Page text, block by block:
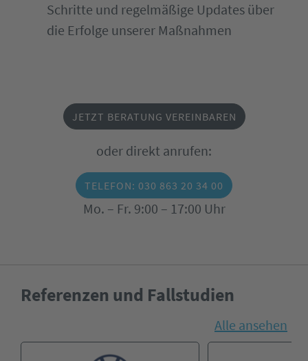
Schritte und regelmäßige Updates über
die Erfolge unserer Maßnahmen
JETZT BERATUNG VEREINBAREN
oder direkt anrufen:
TELEFON: 030 863 20 34 00
Mo. – Fr. 9:00 – 17:00 Uhr
Referenzen und Fallstudien
Alle ansehen